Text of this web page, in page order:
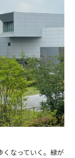
くなっていく。緑が